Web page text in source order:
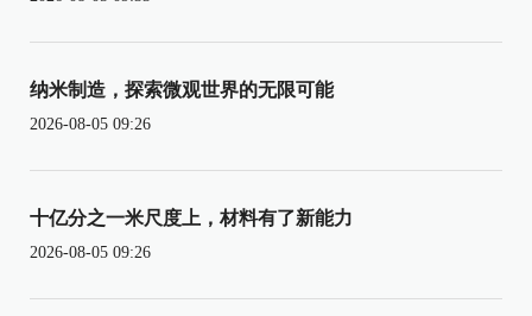
纳米制造，探索微观世界的无限可能
2026-08-05 09:26
十亿分之一米尺度上，材料有了新能力
2026-08-05 09:26